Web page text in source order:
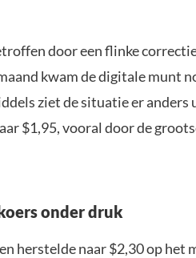
door een flinke
kwam de digitale munt
ziet de situatie er anders
$1,95, vooral door de
onder druk
herstelde naar $2,30 op het